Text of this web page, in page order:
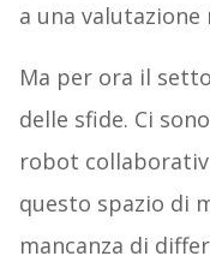
a una valutazione
Ma per ora il
delle sfide. Ci sono
robot
questo spazio di
mancanza di